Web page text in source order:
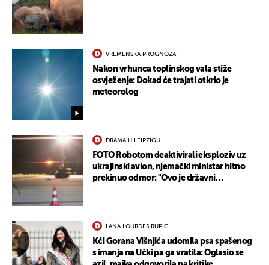
VREMENSKA PROGNOZA
Nakon vrhunca toplinskog vala stiže
osvježenje: Dokad će trajati otkrio je
meteorolog
DRAMA U LEIPZIGU
FOTO Robotom deaktivirali eksploziv uz
ukrajinski avion, njemački ministar hitno
prekinuo odmor: "Ovo je državni
LANA LOURDES RUPIĆ
Kći Gorana Višnjića udomila psa spašenog
s imanja na Učki pa ga vratila: Oglasio se
UKLJUČITE NOTIFIKACIJE